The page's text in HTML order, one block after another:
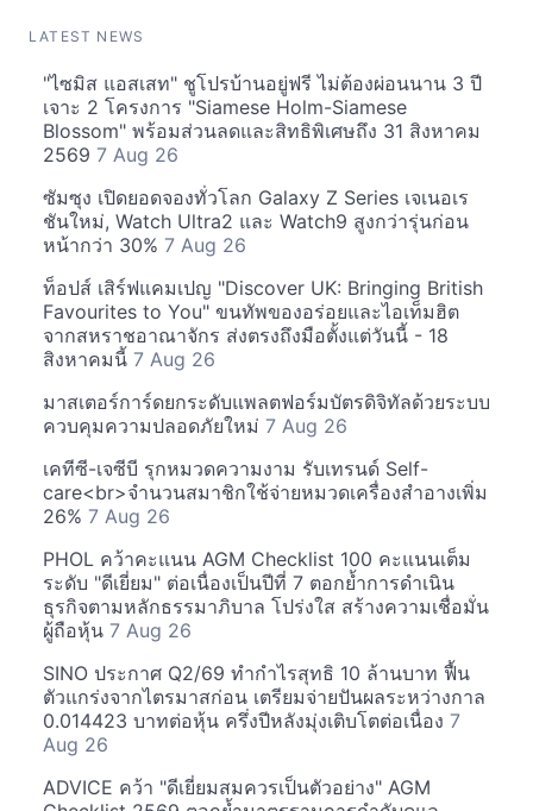
LATEST NEWS
"ไซมิส แอสเสท" ชูโปรบ้านอยู่ฟรี ไม่ต้องผ่อนนาน 3 ปี
เจาะ 2 โครงการ "Siamese Holm-Siamese
Blossom" พร้อมส่วนลดและสิทธิพิเศษถึง 31 สิงหาคม
2569 7 Aug 26
ซัมซุง เปิดยอดจองทั่วโลก Galaxy Z Series เจเนอเร
ชันใหม่, Watch Ultra2 และ Watch9 สูงกว่ารุ่นก่อน
หน้ากว่า 30% 7 Aug 26
ท็อปส์ เสิร์ฟแคมเปญ "Discover UK: Bringing British
Favourites to You" ขนทัพของอร่อยและไอเท็มฮิต
จากสหราชอาณาจักร ส่งตรงถึงมือตั้งแต่วันนี้ - 18
สิงหาคมนี้ 7 Aug 26
มาสเตอร์การ์ดยกระดับแพลตฟอร์มบัตรดิจิทัลด้วยระบบ
ควบคุมความปลอดภัยใหม่ 7 Aug 26
เคทีซี-เจซีบี รุกหมวดความงาม รับเทรนด์ Self-
care<br>จำนวนสมาชิกใช้จ่ายหมวดเครื่องสำอางเพิ่ม
26% 7 Aug 26
PHOL คว้าคะแนน AGM Checklist 100 คะแนนเต็ม
ระดับ "ดีเยี่ยม" ต่อเนื่องเป็นปีที่ 7 ตอกย้ำการดำเนิน
ธุรกิจตามหลักธรรมาภิบาล โปร่งใส สร้างความเชื่อมั่น
ผู้ถือหุ้น 7 Aug 26
SINO ประกาศ Q2/69 ทำกำไรสุทธิ 10 ล้านบาท ฟื้น
ตัวแกร่งจากไตรมาสก่อน เตรียมจ่ายปันผลระหว่างกาล
0.014423 บาทต่อหุ้น ครึ่งปีหลังมุ่งเติบโตต่อเนื่อง 7
Aug 26
ADVICE คว้า "ดีเยี่ยมสมควรเป็นตัวอย่าง" AGM